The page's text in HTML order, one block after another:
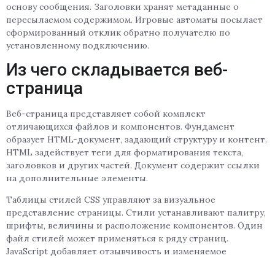
основу сообщения. Заголовки хранят метаданные о
пересылаемом содержимом. Игровые автоматы посылает
сформированный отклик обратно получателю по
установленному подключению.
Из чего складывается веб-
страница
Веб-страница представляет собой комплект
отличающихся файлов и компонентов. Фундамент
образует HTML-документ, задающий структуру и контент.
HTML задействует теги для форматирования текста,
заголовков и других частей. Документ содержит ссылки
на дополнительные элементы.
Таблицы стилей CSS управляют за визуальное
представление страницы. Стили устанавливают палитру,
шрифты, величины и расположение компонентов. Один
файл стилей может применяться к ряду страниц.
JavaScript добавляет отзывчивость и изменяемое